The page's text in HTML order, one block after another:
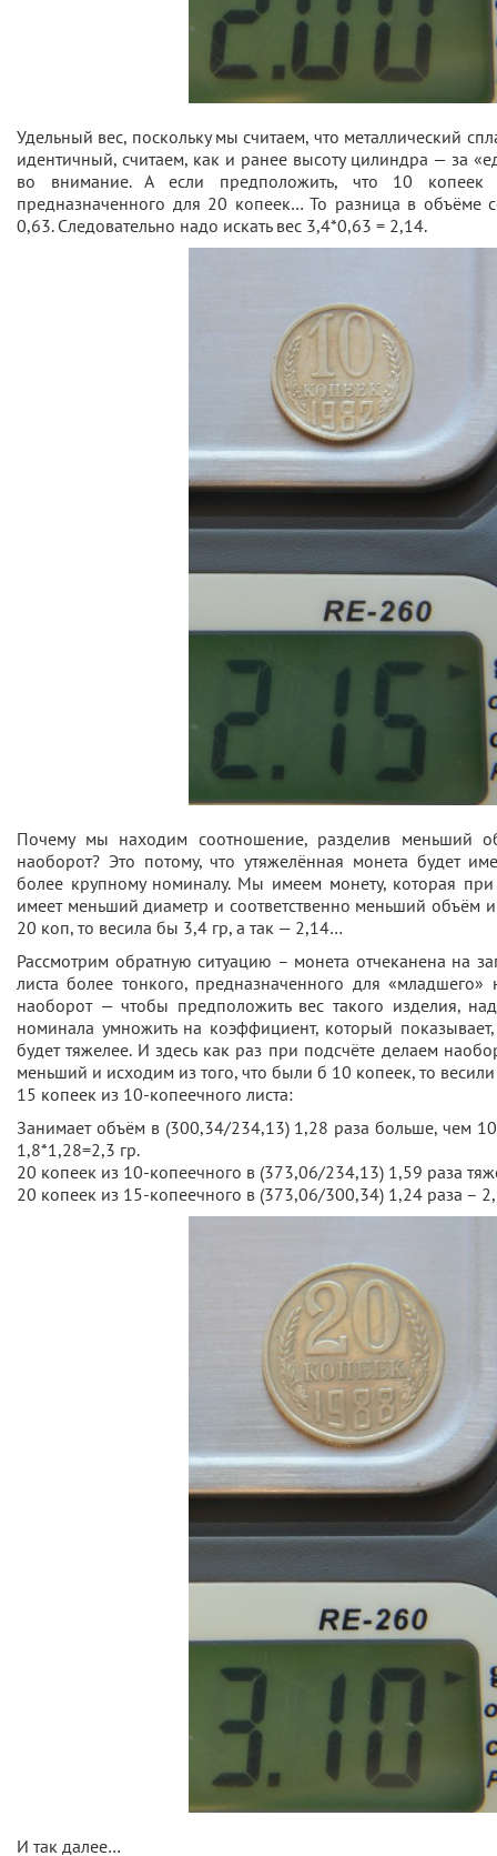
Удельный вес, поскольку мы считаем, что металлический
идентичный, считаем, как и ранее высоту цилиндра — за
во внимание. А если предположить, что 10 копеек
предназначенного для 20 копеек… То разница в объёме
0,63. Следовательно надо искать вес 3,4*0,63 = 2,14.
Почему мы находим соотношение, разделив меньший
наоборот? Это потому, что утяжелённая монета будет
более крупному номиналу. Мы имеем монету, которая
имеет меньший диаметр и соответственно меньший объём
20 коп, то весила бы 3,4 гр, а так — 2,14…
Рассмотрим обратную ситуацию – монета отчеканена на
листа более тонкого, предназначенного для «младшего»
наоборот — чтобы предположить вес такого изделия,
номинала умножить на коэффициент, который
будет тяжелее. И здесь как раз при подсчёте делаем
меньший и исходим из того, что были б 10 копеек, то
15 копеек из 10-копеечного листа:
Занимает объём в (300,34/234,13) 1,28 раза больше, чем
1,8*1,28=2,3 гр.
20 копеек из 10-копеечного в (373,06/234,13) 1,59 раза
20 копеек из 15-копеечного в (373,06/300,34) 1,24 раза –
И так далее…